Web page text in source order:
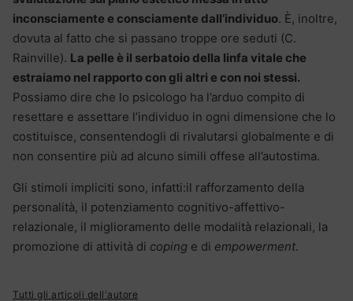
inconsciamente e consciamente dall’individuo. È, inoltre,
dovuta al fatto che si passano troppe ore seduti (C.
Rainville). La pelle è il serbatoio della linfa vitale che
estraiamo nel rapporto con gli altri e con noi stessi.
Possiamo dire che lo psicologo ha l’arduo compito di
resettare e assettare l’individuo in ogni dimensione che lo
costituisce, consentendogli di rivalutarsi globalmente e di
non consentire più ad alcuno simili offese all’autostima.
Gli stimoli impliciti sono, infatti:il rafforzamento della
personalità, il potenziamento cognitivo-affettivo-
relazionale, il miglioramento delle modalità relazionali, la
promozione di attività di coping e di empowerment.
Tutti gli articoli dell'autore